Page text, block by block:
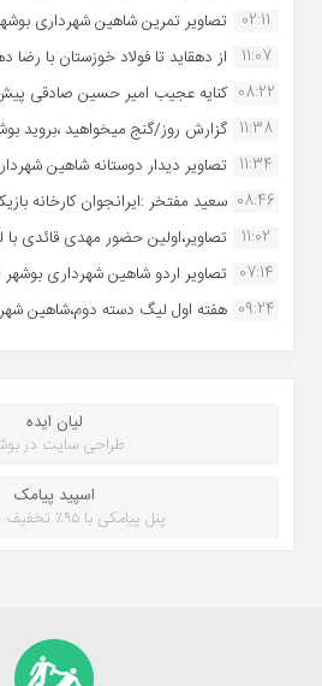
02:11
تصاویر تمرین شاهین شهردارى
11:07
از دهقاید تا فولاد خوزستان با رضا
08:22 کنایه عجیب امیر حسین صادقی
11:38 گزارش روز/گنج میخواهید ،بروید
11:34 تصاویر دیدار دوستانه شاهین
08:46 سعید مفتخر :ایرانجوان کارخانه
11:02
تصاویر،اولین حضور مهدی قائدی با
07:14 تصاویر اردو شاهین شهرداری
09:24 هفته اول لیگ دسته دوم،شاهین
لیان ایده
طراحی سایت در
اسپید پیامک
پنل پیامکی با ۹۵٪ تخفیف خرید پنل